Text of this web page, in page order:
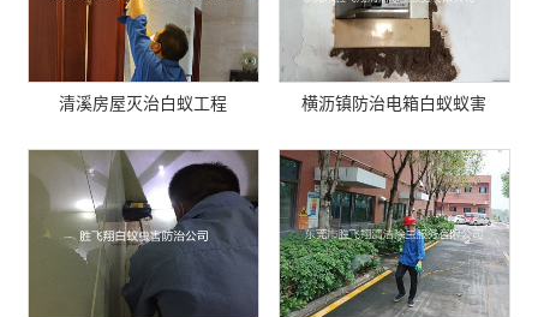
清溪房屋灭治白蚁工程 横沥镇防治电箱白蚁蚁害